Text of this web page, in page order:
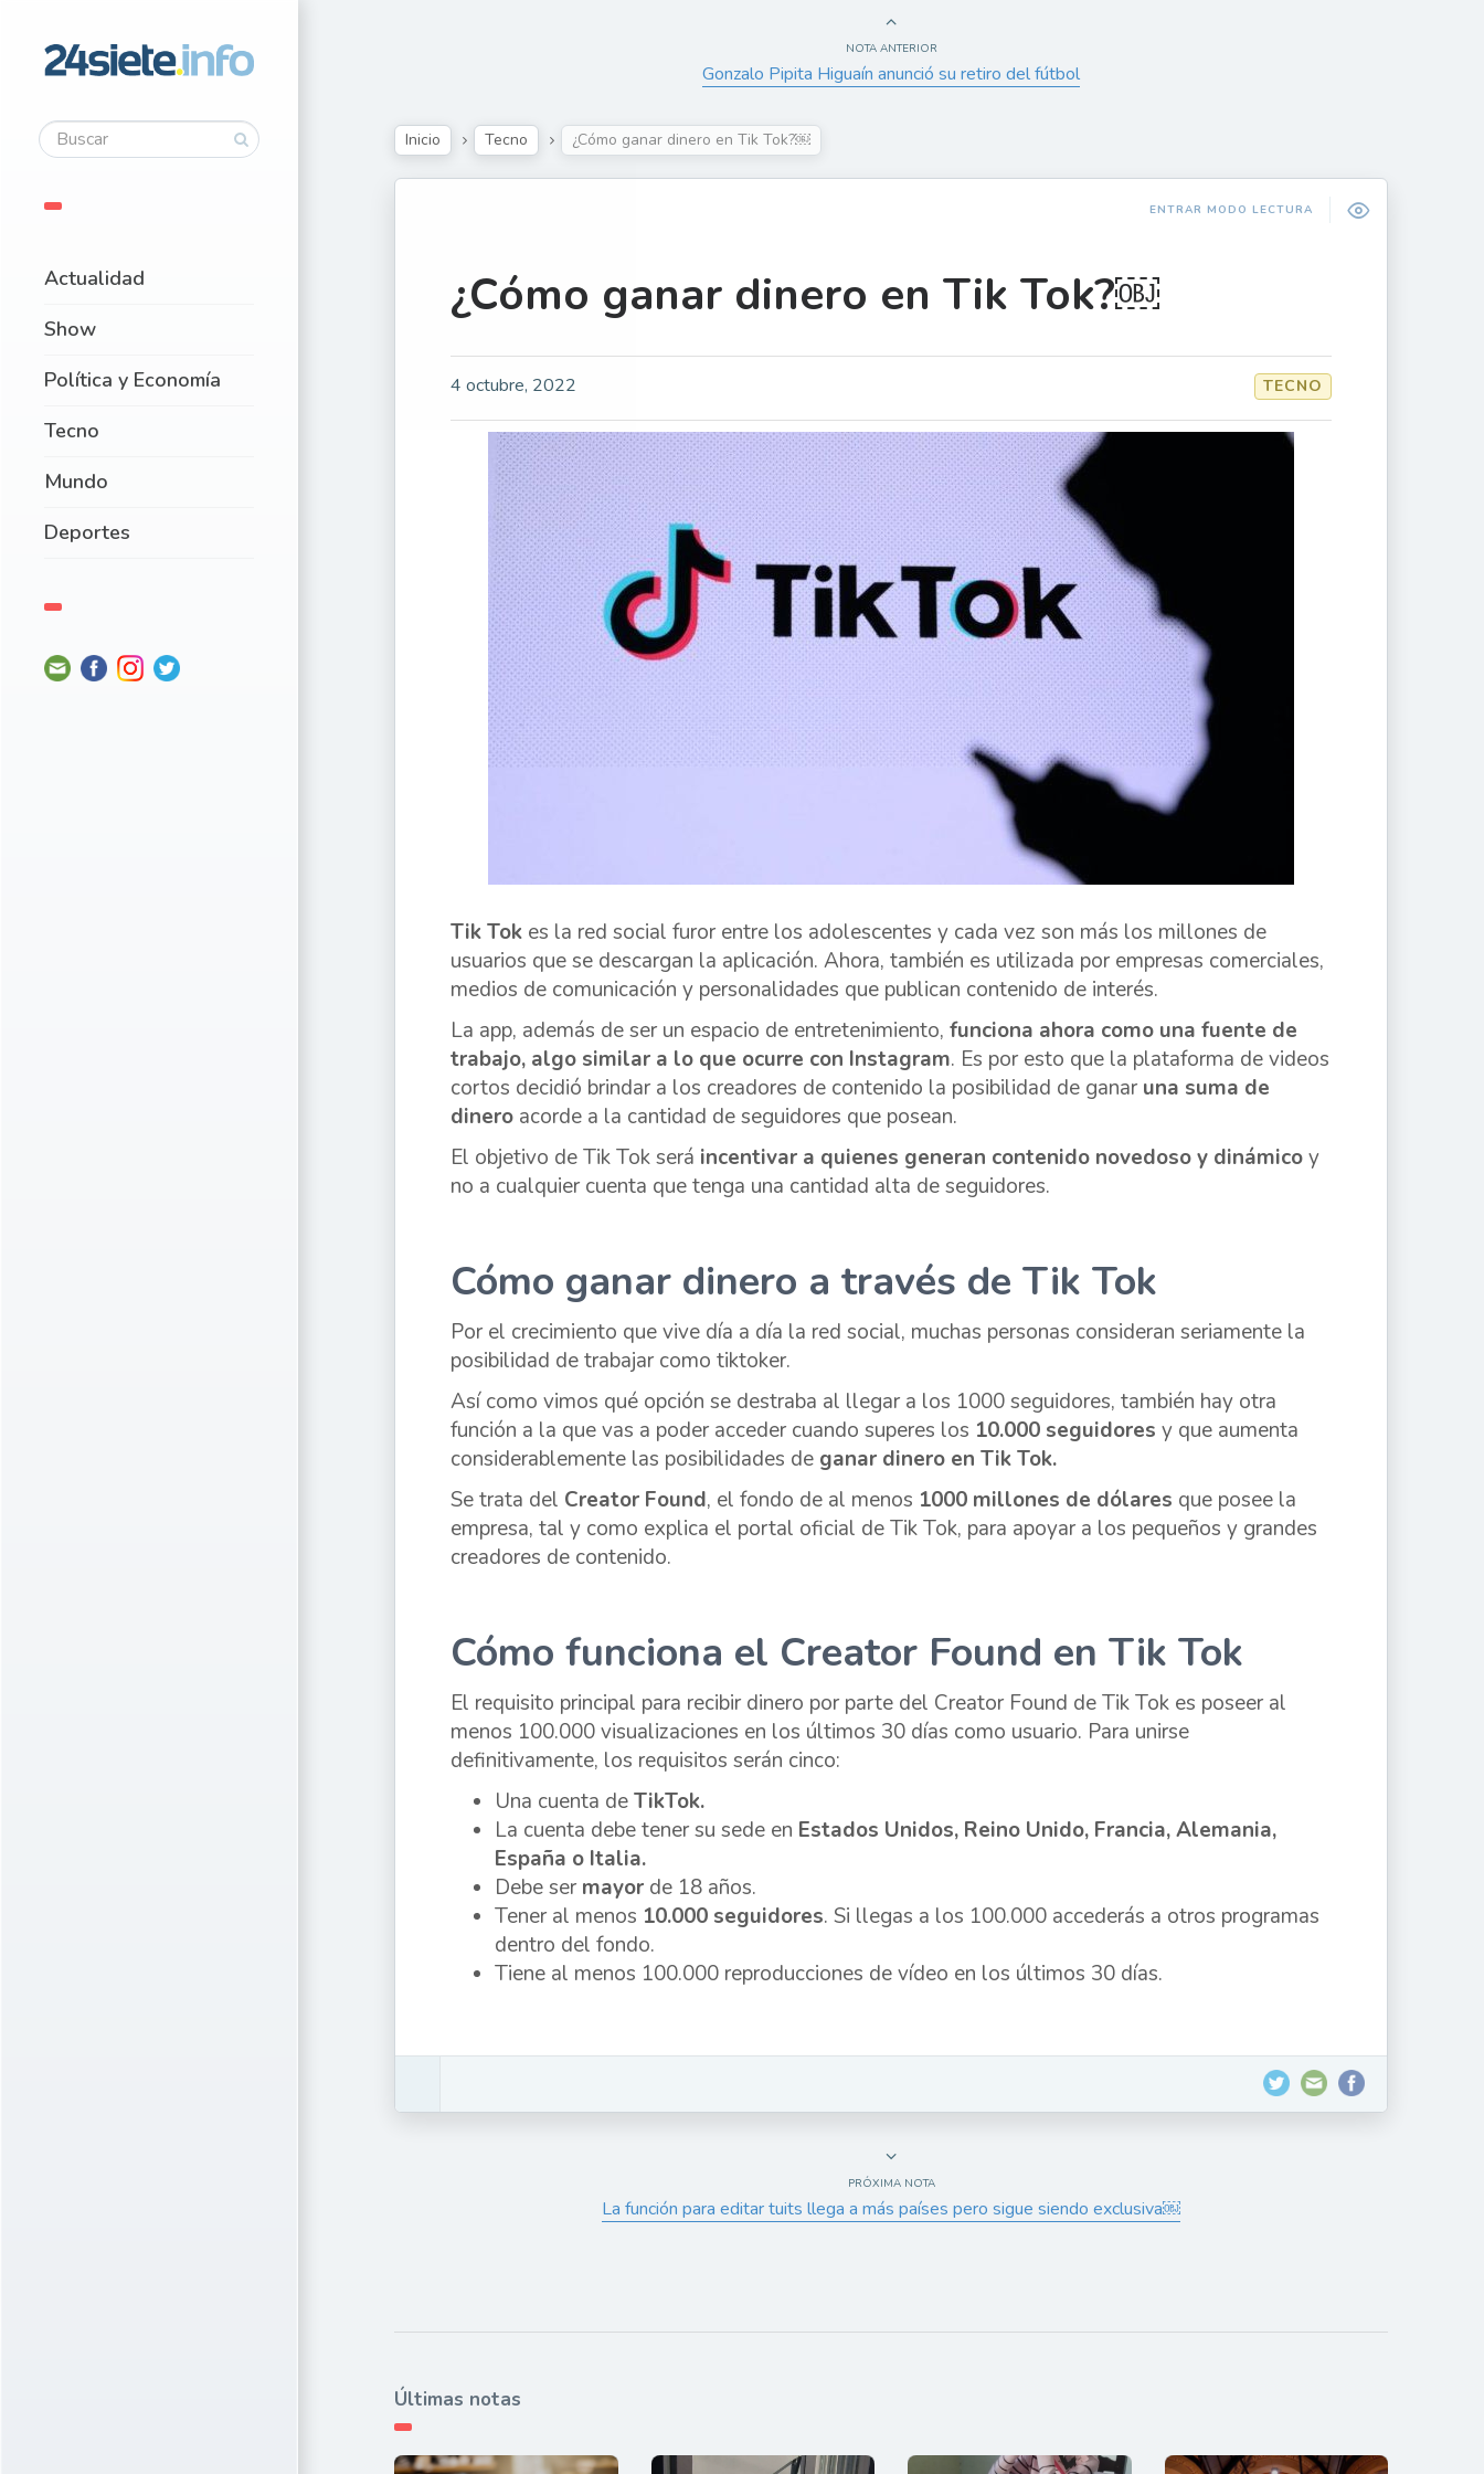
Actualidad
Show
Política y Economía
Tecno
Mundo
Deportes
NOTA ANTERIOR
Gonzalo Pipita Higuaín anunció su retiro del fútbol
Inicio Tecno ¿Cómo ganar dinero en Tik Tok?￼
ENTRAR MODO LECTURA
¿Cómo ganar dinero en Tik Tok?￼
4 octubre, 2022 TECNO
Tik Tok es la red social furor entre los adolescentes y cada vez son más los millones de
usuarios que se descargan la aplicación. Ahora, también es utilizada por empresas comerciales,
medios de comunicación y personalidades que publican contenido de interés.
La app, además de ser un espacio de entretenimiento, funciona ahora como una fuente de
trabajo, algo similar a lo que ocurre con Instagram. Es por esto que la plataforma de videos
cortos decidió brindar a los creadores de contenido la posibilidad de ganar una suma de
dinero acorde a la cantidad de seguidores que posean.
El objetivo de Tik Tok será incentivar a quienes generan contenido novedoso y dinámicoy
no a cualquier cuenta que tenga una cantidad alta de seguidores.
Cómo ganar dinero a través de Tik Tok
Por el crecimiento que vive día a día la red social, muchas personas consideran seriamente la
posibilidad de trabajar como tiktoker.
Así como vimos qué opción se destraba al llegar a los 1000 seguidores, también hay otra
función a la que vas a poder acceder cuando superes los 10.000 seguidores y que aumenta
considerablemente las posibilidades de ganar dinero en Tik Tok.
Se trata del Creator Found, el fondo de al menos 1000 millones de dólares que posee la
empresa, tal y como explica el portal oficial de Tik Tok, para apoyar a los pequeños y grandes
creadores de contenido.
Cómo funciona el Creator Found en Tik Tok
El requisito principal para recibir dinero por parte del Creator Found de Tik Tok es poseer al
menos 100.000 visualizaciones en los últimos 30 días como usuario. Para unirse
definitivamente, los requisitos serán cinco:
Una cuenta deTikTok.
La cuenta debe tener su sede en Estados Unidos, Reino Unido, Francia, Alemania,
España o Italia.
Debe ser mayor de 18 años.
Tener al menos 10.000 seguidores. Si llegas a los 100.000 accederás a otros programas
dentro del fondo.
Tiene al menos 100.000 reproducciones de vídeo en los últimos 30 días.
PRÓXIMA NOTA
La función para editar tuits llega a más países pero sigue siendo exclusiva￼
Últimas notas